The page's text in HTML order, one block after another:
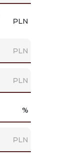
PLN
PLN
PLN
%
PLN